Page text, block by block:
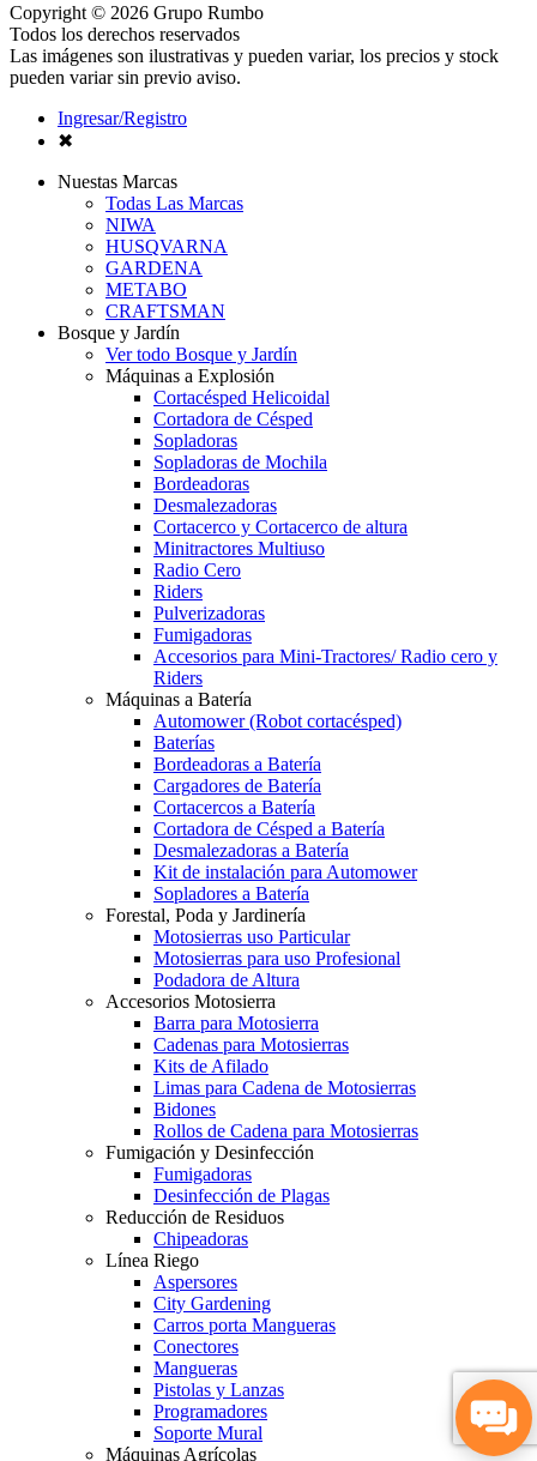
Copyright © 2026 Grupo Rumbo
Todos los derechos reservados
Las imágenes son ilustrativas y pueden variar, los precios y stock
pueden variar sin previo aviso.
Ingresar/Registro
✖
Nuestas Marcas
Todas Las Marcas
NIWA
HUSQVARNA
GARDENA
METABO
CRAFTSMAN
Bosque y Jardín
Ver todo Bosque y Jardín
Máquinas a Explosión
Cortacésped Helicoidal
Cortadora de Césped
Sopladoras
Sopladoras de Mochila
Bordeadoras
Desmalezadoras
Cortacerco y Cortacerco de altura
Minitractores Multiuso
Radio Cero
Riders
Pulverizadoras
Fumigadoras
Accesorios para Mini-Tractores/ Radio cero y
Riders
Máquinas a Batería
Automower (Robot cortacésped)
Baterías
Bordeadoras a Batería
Cargadores de Batería
Cortacercos a Batería
Cortadora de Césped a Batería
Desmalezadoras a Batería
Kit de instalación para Automower
Sopladores a Batería
Forestal, Poda y Jardinería
Motosierras uso Particular
Motosierras para uso Profesional
Podadora de Altura
Accesorios Motosierra
Barra para Motosierra
Cadenas para Motosierras
Kits de Afilado
Limas para Cadena de Motosierras
Bidones
Rollos de Cadena para Motosierras
Fumigación y Desinfección
Fumigadoras
Desinfección de Plagas
Reducción de Residuos
Chipeadoras
Línea Riego
Aspersores
City Gardening
Carros porta Mangueras
Conectores
Mangueras
Pistolas y Lanzas
Programadores
Soporte Mural
Máquinas Agrícolas